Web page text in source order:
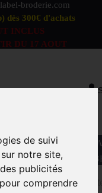
de suivi
notre site,
publicités
comprendre
broderie.com
300€ d'achats
INCLUS
DU 17 AOUT
DE BAIN LA
ANIMATION
adulte >